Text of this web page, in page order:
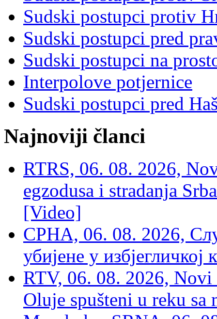
Sudski postupci protiv
Sudski postupci pred
Sudski postupci na
Interpolove potjernice
Sudski postupci pred
Najnoviji članci
RTRS, 06. 08. 2026,
egzodusa i stradanja
[Video]
СРНА, 06. 08. 2026,
убијене у избјегличкој
RTV, 06. 08. 2026, Novi
Oluje spušteni u reku sa